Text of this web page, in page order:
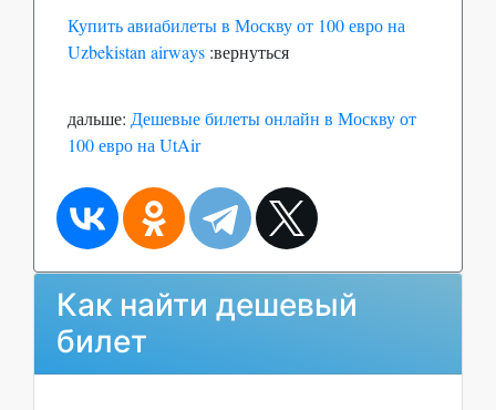
Купить авиабилеты в Москву от 100 евро на
Uzbekistan airways :вернуться
дальше: Дешевые билеты онлайн в Москву от
100 евро на UtAir
Как найти дешевый
билет